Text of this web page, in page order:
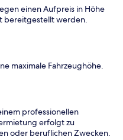
einen Aufpreis in Höhe
bereitgestellt werden.
maximale Fahrzeughöhe.
professionellen
erfolgt zu
oder beruflichen Zwecken.